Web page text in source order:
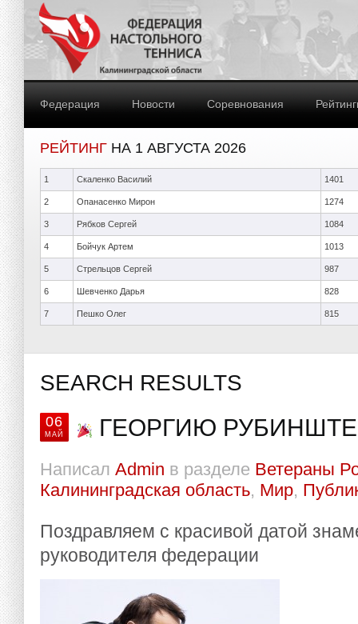
Федерация Новости Соревнования
РЕЙТИНГ НА 1 АВГУСТА 2026
1 Скаленко Василий 1401
2 Опанасенко Мирон 1274
3 Рябков Сергей 1084
4 Бойчук Артем 1013
5 Стрельцов Сергей 987
6 Шевченко Дарья 828
7 Пешко Олег 815
SEARCH RESULTS
06
МАЙ ГЕОРГИЮ
Написал Admin в разделе Ветераны
Калининградская область, Мир,
Поздравляем с красивой датой
руководителя федерации